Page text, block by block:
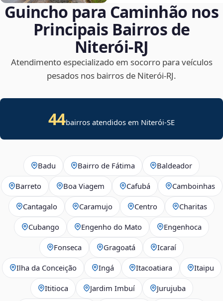
Guincho para Caminhão nos
Principais Bairros de
Niterói‑RJ
Atendimento especializado em socorro para veículos
pesados nos bairros de Niterói‑RJ.
44bairros atendidos em Niterói-SE
Badu Bairro de Fátima Baldeador
Barreto Boa Viagem Cafubá Camboinhas
Cantagalo Caramujo Centro Charitas
Cubango Engenho do Mato Engenhoca
Fonseca Gragoatá Icaraí
Ilha da Conceição Ingá Itacoatiara Itaipu
Ititioca Jardim Imbuí Jurujuba